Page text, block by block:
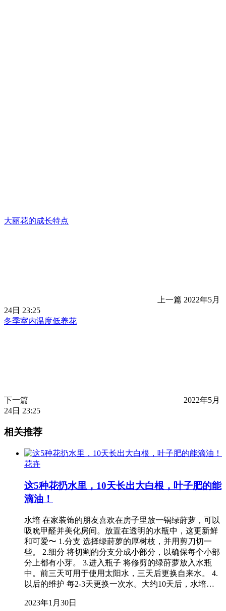
大丽花的成长特点
上一篇 2022年5月
24日 23:25
冬季室内温度低养花
下一篇
2022年5月
24日 23:25
相关推荐
花卉
这5种花扔水里，10天长出大白根，叶子肥的能
滴油！
水培 在家装饰的朋友喜欢在房子里放一锅绿莳萝，可以
吸吮甲醛并美化房间。放置在透明的水瓶中，这更新鲜
和可爱〜 1.分支 选择绿莳萝的厚树枝，并用剪刀切一
些。 2.细分 将切割的分支分成小部分，以确保每个小部
分上都有小芽。 3.进入瓶子 将修剪的绿莳萝放入水瓶
中。前三天可用于使用太阳水，三天后更换自来水。 4.
以后的维护 每2-3天更换一次水。大约10天后，水培…
2023年1月30日